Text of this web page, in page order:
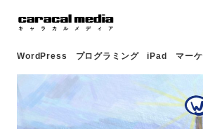
WordPress プログラミング iPad マー